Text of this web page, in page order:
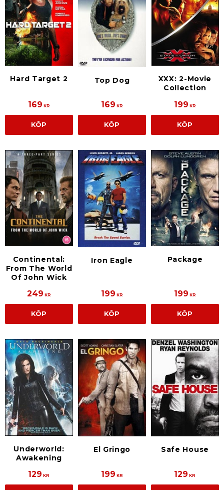
Hard Target 2
169 KR
KÖP
Top Dog
169 KR
KÖP
XXX: 2-Movie
Collection
199 KR
KÖP
Continental:
From The World
Of John Wick
249 KR
KÖP
Iron Eagle
199 KR
KÖP
Package
199 KR
KÖP
Underworld:
Awakening
129 KR
El Gringo
199 KR
Safe House
129 KR